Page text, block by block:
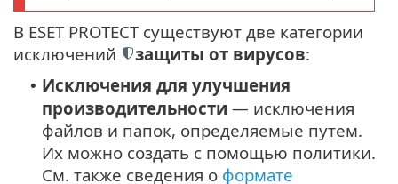
В ESET PROTECT существуют две категории
исключений
защиты от вирусов:
• Исключения для улучшения
производительности — исключения
файлов и папок, определяемые путем.
Их можно создать с помощью политики.
См. также сведения о формате